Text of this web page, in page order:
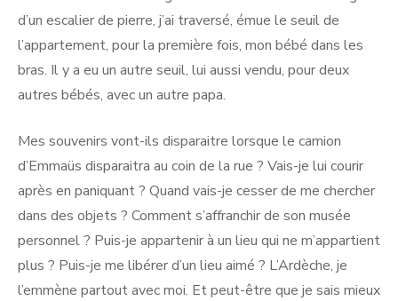
d’un escalier de pierre, j’ai traversé, émue le seuil de
l’appartement, pour la première fois, mon bébé dans les
bras. Il y a eu un autre seuil, lui aussi vendu, pour deux
autres bébés, avec un autre papa.
Mes souvenirs vont-ils disparaitre lorsque le camion
d’Emmaüs disparaitra au coin de la rue ? Vais-je lui courir
après en paniquant ? Quand vais-je cesser de me chercher
dans des objets ? Comment s’affranchir de son musée
personnel ? Puis-je appartenir à un lieu qui ne m’appartient
plus ? Puis-je me libérer d’un lieu aimé ? L’Ardèche, je
l’emmène partout avec moi. Et peut-être que je sais mieux